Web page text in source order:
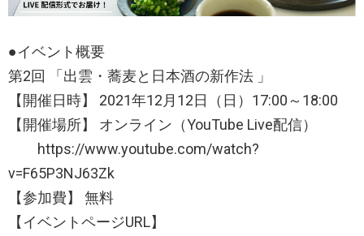
●イベント概要
第2回 「出雲・蕎麦と日本酒の新作法 」
【開催日時】 2021年12月12日（日）17:00～18:00
【開催場所】 オンライン（YouTube Live配信）
https://www.youtube.com/watch?
v=F65P3NJ63Zk
【参加費】 無料
【イベントページURL】